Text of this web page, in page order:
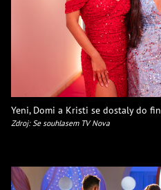
Yeni, Domi a Kristi se dostaly do
Zdroj: Se souhlasem TV Nova